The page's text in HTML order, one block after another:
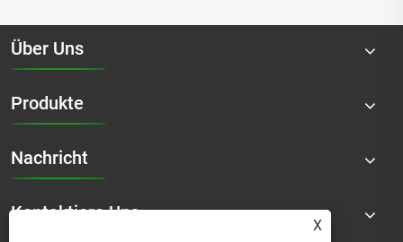
Über Uns
Produkte
Nachricht
Kontaktiere Uns
X